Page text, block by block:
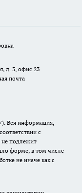
д. 3, офис 23
почта
Вся информация,
с
не подлежит
форме, в том числе
не иначе как с